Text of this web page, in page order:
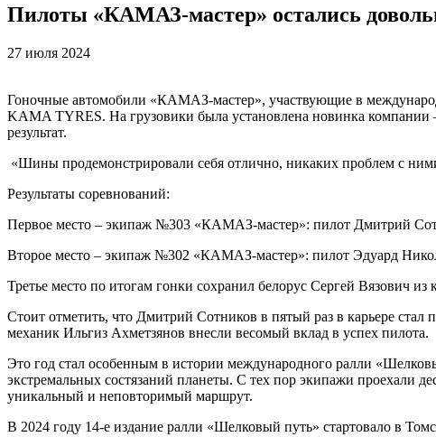
Пилоты «КАМАЗ-мастер» остались
27 июля 2024
Гоночные автомобили «КАМАЗ-мастер», участвующие в
KAMA TYRES. На грузовики была установлена новинка
результат.
«Шины продемонстрировали себя отлично, никаких проблем с
Результаты соревнований:
Первое место – экипаж №303 «КАМАЗ-мастер»: пилот Дмитрий
Второе место – экипаж №302 «КАМАЗ-мастер»: пилот Эдуард
Третье место по итогам гонки сохранил белорус Сергей Вязович
Стоит отметить, что Дмитрий Сотников в пятый раз в карьере
механик Ильгиз Ахметзянов внесли весомый вклад в успех пилота.
Это год стал особенным в истории международного ралли
экстремальных состязаний планеты. С тех пор экипажи проехали
уникальный и неповторимый маршрут.
В 2024 году 14-е издание ралли «Шелковый путь» стартовало в